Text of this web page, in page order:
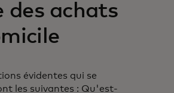
des achats
évidentes qui se
les suivantes : Qu'est-